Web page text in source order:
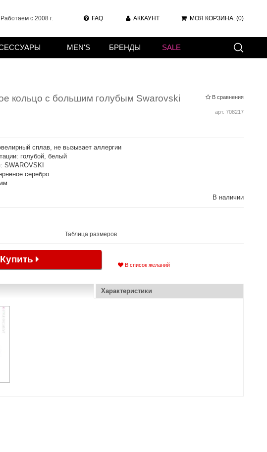
Работаем с 2008 г. FAQ АККАУНТ МОЯ КОРЗИНА: (0)
В сравнения
кольцо с большим голубым Swarovski
арт. 708217
сплав, не вызывает аллергии
голубой, белый
SWAROVSKI
серебро
В наличии
Таблица размеров
Купить
В список желаний
Характеристики
MEN'S БРЕНДЫ SALE